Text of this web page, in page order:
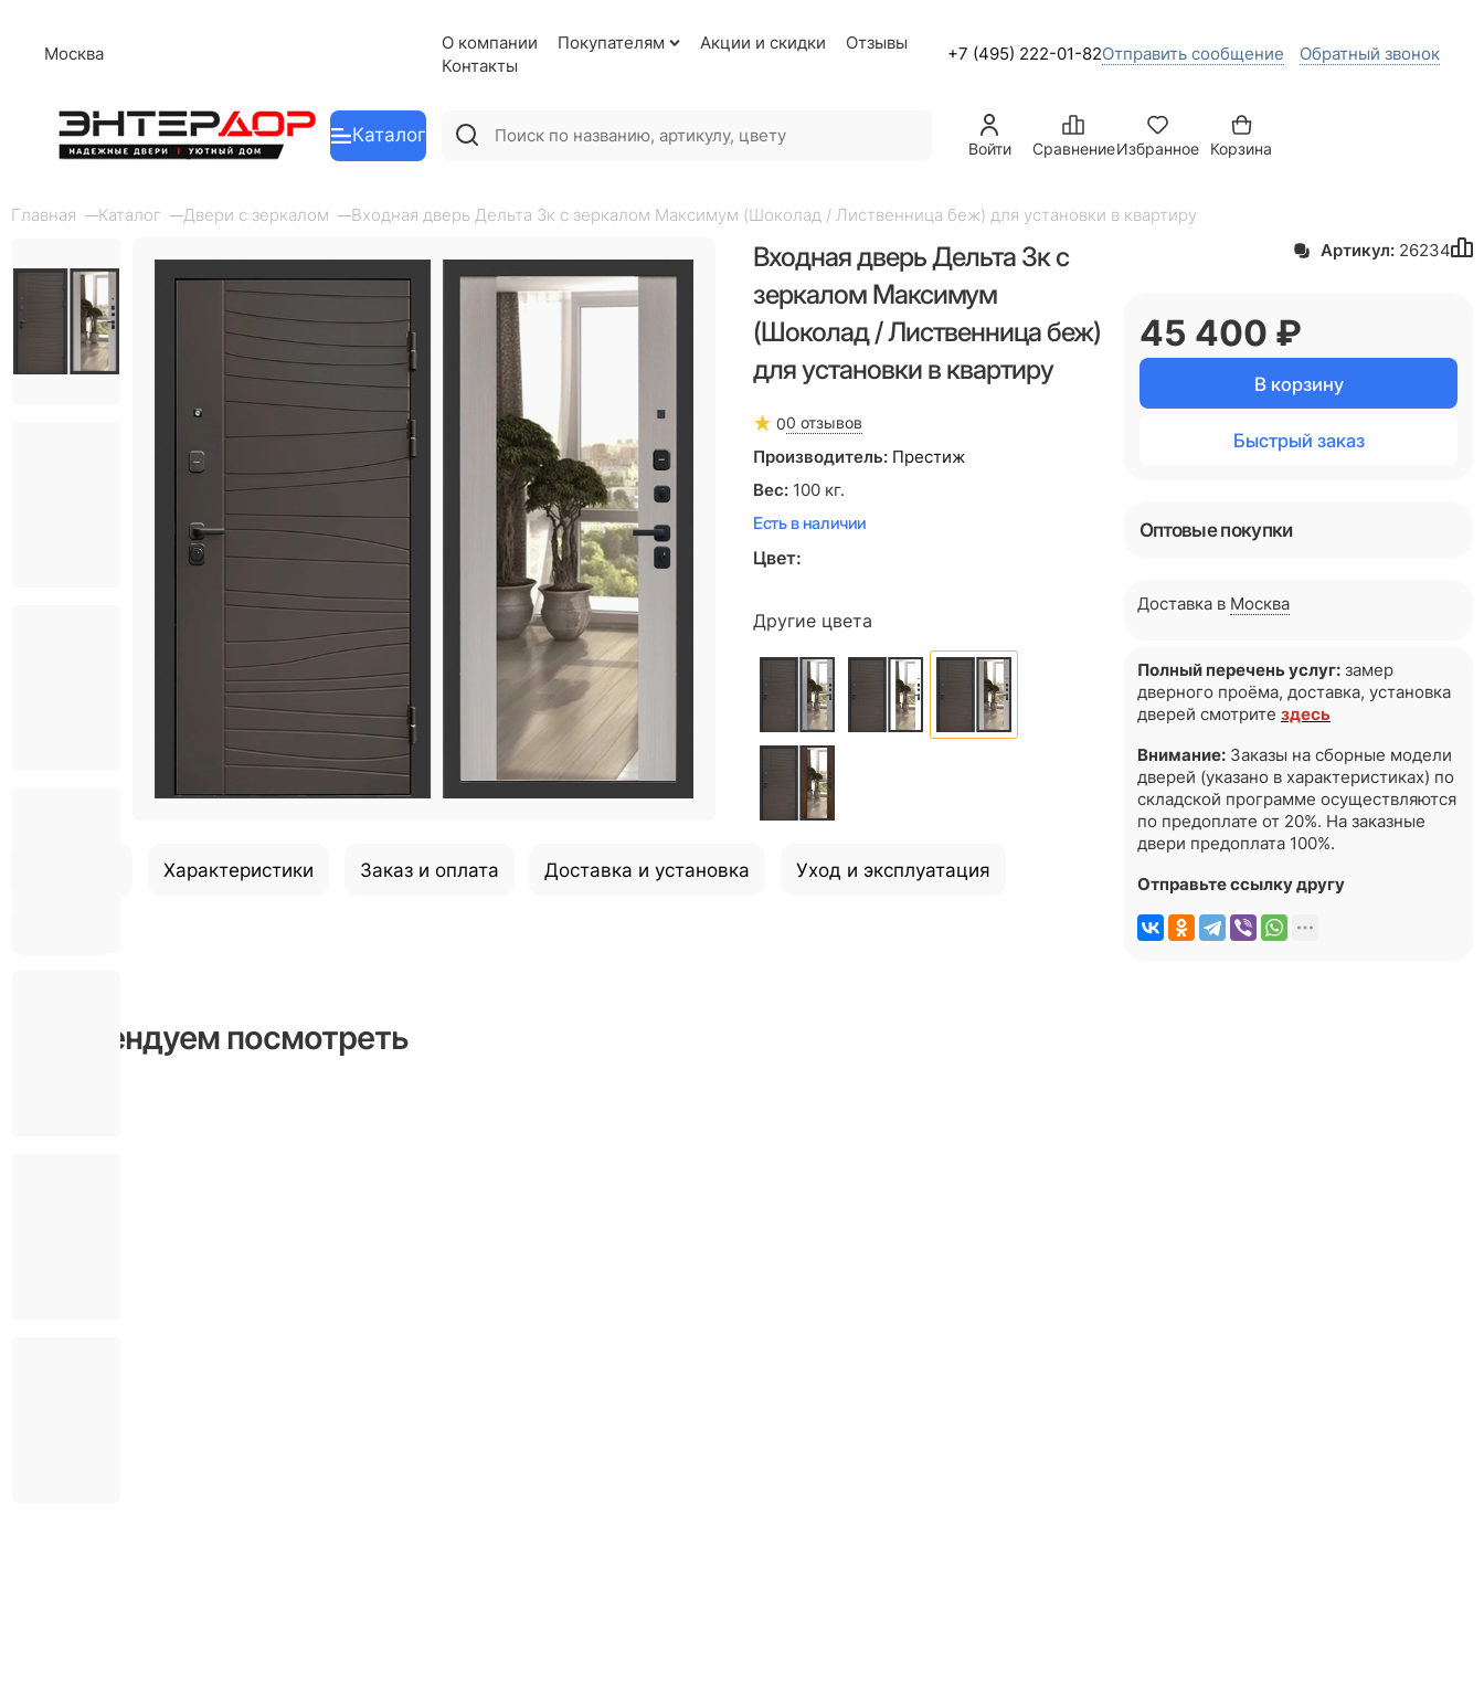
Москва
О компании Покупателям Акции и скидки
Отзывы
Контакты
+7 (495) 222-01-82Отправить сообщение Обратный звонок
Каталог
Войти СравнениеИзбранное Корзина
Главная Каталог Двери с зеркалом Входная дверь Дельта 3к с зеркалом Максимум (Шоколад / Лиственница беж) для установки в квартиру
Входная дверь Дельта 3к с
зеркалом Максимум
(Шоколад / Лиственница беж)
для установки в квартиру
00 отзывов
Производитель: Престиж
Вес: 100 кг.
Есть в наличии
Цвет:
Другие цвета
Характеристики Заказ и оплата Доставка и установка Уход и эксплуатация
Рекомендуем посмотреть
Артикул: 26234
45 400 ₽
В корзину
Быстрый заказ
Оптовые покупки
Доставка в Москва
Полный перечень услуг: замер
дверного проёма, доставка, установка
дверей смотрите здесь
Внимание: Заказы на сборные модели
дверей (указано в характеристиках) по
складской программе осуществляются
по предоплате от 20%. На заказные
двери предоплата 100%.
Отправьте ссылку другу